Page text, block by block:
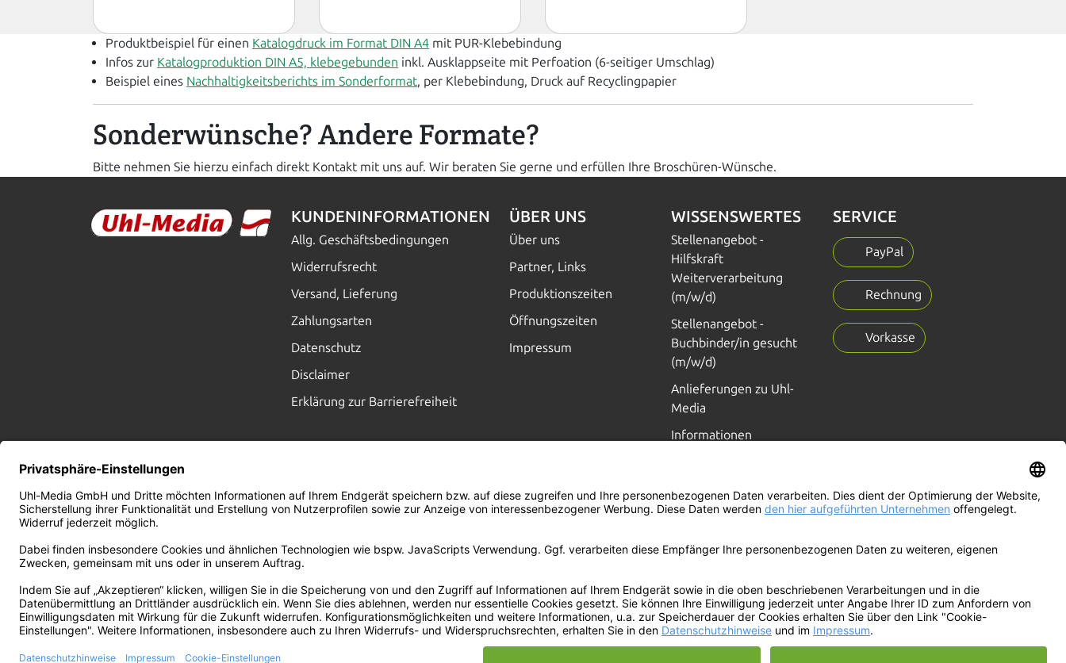
Produktbeispiel für einen Katalogdruck im Format DIN A4 mit PUR-Klebebindung
Infos zur Katalogproduktion DIN A5, klebegebunden inkl. Ausklappseite mit Perfoation (6-seitiger Umschlag)
Beispiel eines Nachhaltigkeitsberichts im Sonderformat, per Klebebindung, Druck auf Recyclingpapier
Sonderwünsche? Andere Formate?
Bitte nehmen Sie hierzu einfach direkt Kontakt mit uns auf. Wir beraten Sie gerne und erfüllen Ihre Broschüren-Wünsche.
KUNDENINFORMATIONEN
Allg. Geschäftsbedingungen
Widerrufsrecht
Versand, Lieferung
Zahlungsarten
Datenschutz
Disclaimer
Erklärung zur Barrierefreiheit
ÜBER UNS
Über uns
Partner, Links
Produktionszeiten
Öffnungszeiten
Impressum
WISSENSWERTES
Stellenangebot -
Hilfskraft
Weiterverarbeitung
(m/w/d)
Stellenangebot -
Buchbinder/in gesucht
(m/w/d)
Anlieferungen zu Uhl-
Media
Informationen
SERVICE
PayPal
Rechnung
Vorkasse
45
JAHRE
NACHHALTIGES
DRUCKEN
1=1
AKTION
JE AUFTRAG WIRD
EIN BAUM GEPFLANZT
100%
WIR
PRODUZIEREN MIT
ÖKOSTROM